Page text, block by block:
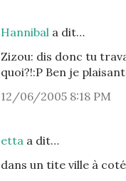
Hannibal a dit…
Zizou: dis donc tu
quoi?!:P Ben je
12/06/2005 8:18 PM
etta a dit…
dans un tite ville à